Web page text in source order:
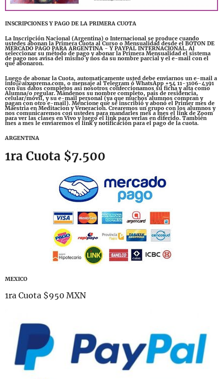
INSCRIPCIONES Y PAGO DE LA PRIMERA CUOTA
La Inscripción Nacional (Argentina) o Internacional se produce cuando
ustedes abonan la Primera Cuota al Curso o Mensualidad desde el BOTON DE
MERCADO PAGO PARA ARGENTINA - Y PAYPAL INTERNACIONAL. Al
seleccionar su método de pago y abonar la Primera Mensualidad el sistema
de pago nos avisa del mismo y nos da su nombre parcial y el e-mail con el
que abonaron.
Luego de abonar la Cuota, automaticamente usted debe enviarnos un e-mail a
info@aixaprema.com, o mensaje al Telegram ó WhatsApp +54 11-3106-4391
con sus datos completos así nosotros confeccionamos su ficha y alta como
Alumna/o regular. Mándenos su nombre completo, país de residencia,
celular/móvil, y su e-mail personal (ya que muchos alumnos compran y
pagan con otro e-mail). Mencione que se inscribió y abonó el Primer mes de
Maestria en Meditacion y Veneracion. Crearemos un grupo con los alumnos y
nos comunicaremos con ustedes para mandarles mes a mes el link de Zoom
para ver las clases en Vivo y luego el link para verlas en diferido. También
mes a mes le enviaremos el link y notificación para el pago de la cuota.
ARGENTINA
1ra Cuota $7.500
MEXICO
1ra Cuota $950 MXN